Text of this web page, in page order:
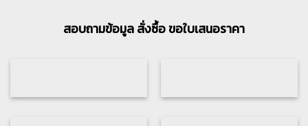
สอบถามข้อมูล สั่งซื้อ ขอใบเสนอราคา